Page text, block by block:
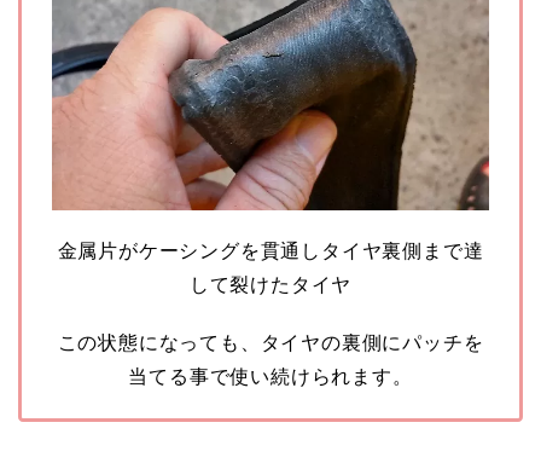
金属片がケーシングを貫通しタイヤ裏側まで達
して裂けたタイヤ
この状態になっても、タイヤの裏側にパッチを
当てる事で使い続けられます。